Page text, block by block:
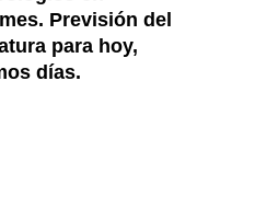
Previsión del
para hoy,
días.